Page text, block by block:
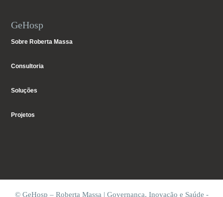
GeHosp
Sobre Roberta Massa
Consultoria
Soluções
Projetos
© GeHosp – Roberta Massa | Governança, Inovação e Saúde -